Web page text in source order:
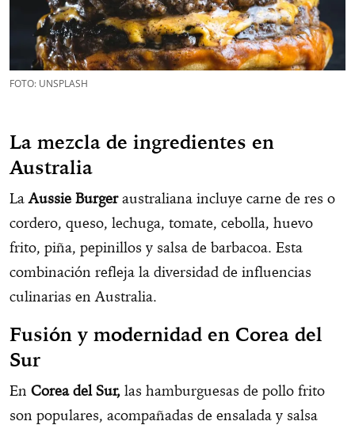
FOTO: UNSPLASH
La mezcla de ingredientes en
Australia
LaAussie Burgeraustraliana incluye carne de res o
cordero, queso, lechuga, tomate, cebolla, huevo
frito, piña, pepinillos y salsa de barbacoa. Esta
combinación refleja la diversidad de influencias
culinarias en Australia.
Fusión y modernidad en Corea del
Sur
En Corea del Sur, las hamburguesas de pollo frito
son populares, acompañadas de ensalada y salsa